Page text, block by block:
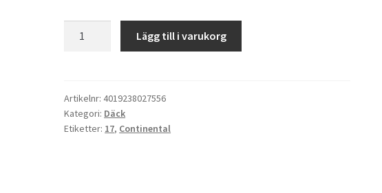
(M+S)
150/70
R
Lägg till i varukorg
Artikelnr:4019238027556
Kategori: Däck
Etiketter: 17, Continental